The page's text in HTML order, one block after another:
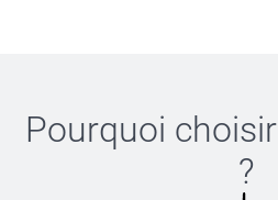
Pourquoi choisir
?